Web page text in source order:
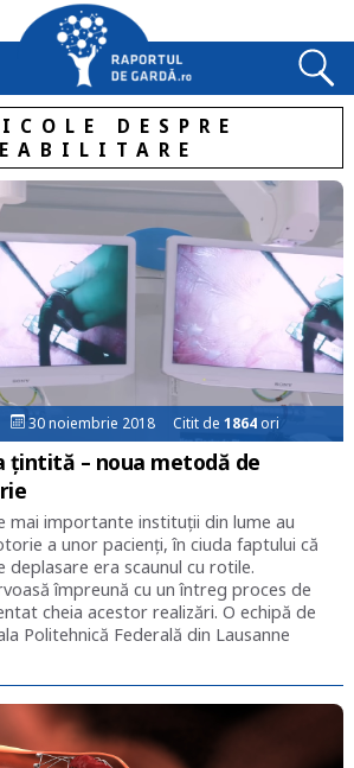
DESPRE
30 noiembrie 2018 Citit de1864ori
țintită – noua metodă de
mai importante instituții din lume au
a unor pacienți, în ciuda faptului că
deplasare era scaunul cu rotile.
împreună cu un întreg proces de
cheia acestor realizări. O echipă de
Politehnică Federală din Lausanne